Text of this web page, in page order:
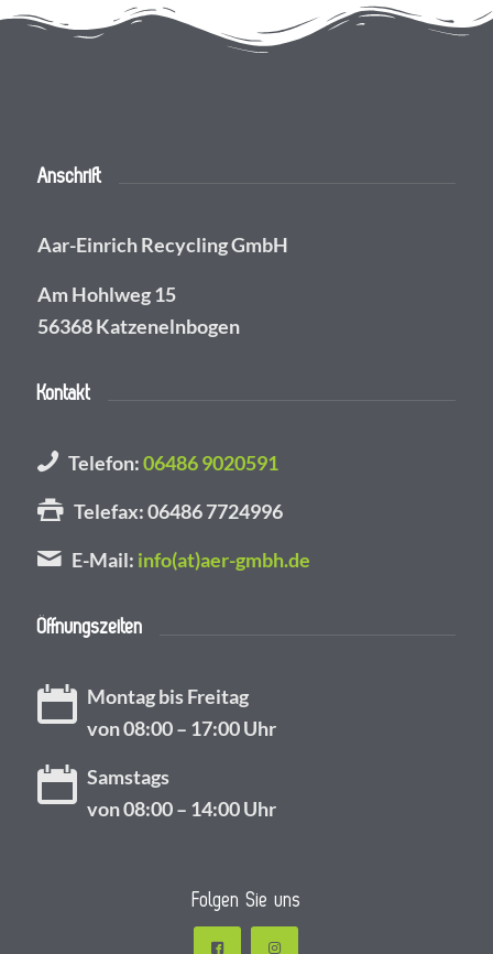
Anschrift
Aar-Einrich Recycling GmbH
Am Hohlweg 15
56368 Katzenelnbogen
Kontakt
Telefon:06486 9020591
Telefax: 06486 7724996
E-Mail: info(at)aer-gmbh.de
Öffnungszeiten
Montag bis Freitag
von 08:00 – 17:00 Uhr
Samstags
von 08:00 – 14:00 Uhr
Folgen Sie uns